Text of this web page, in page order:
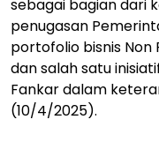
sebagai bagian dari
penugasan
portofolio bisnis
dan salah satu
Fankar dalam
(10/4/2025).